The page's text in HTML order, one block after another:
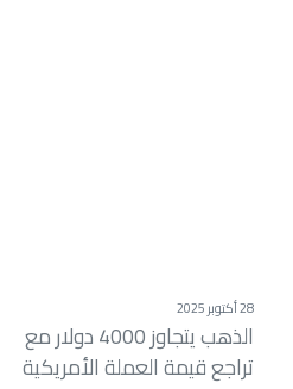
28 أكتوبر 2025
الذهب يتجاوز 4000 دولار مع
تراجع قيمة العملة الأمريكية